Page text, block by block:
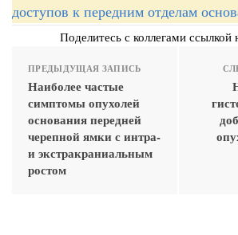
доступов к передним отделам
Поделитесь с коллегами ссылкой
ПРЕДЫДУЩАЯ ЗАПИСЬ
Наиболее частые
симптомы опухолей
основания передней
черепной ямки с интра-
и экстракраниальным
ростом